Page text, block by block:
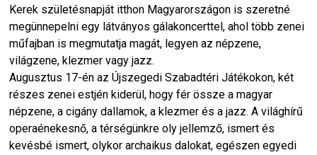
Kerek születésnapját itthon Magyarországon is szeretné
megünnepelni egy látványos gálakoncerttel, ahol több zenei
műfajban is megmutatja magát, legyen az népzene,
világzene, klezmer vagy jazz.
Augusztus 17-én az Újszegedi Szabadtéri Játékokon, két
részes zenei estjén kiderül, hogy fér össze a magyar
népzene, a cigány dallamok, a klezmer és a jazz. A világhírű
operaénekesnő, a térségünkre oly jellemző, ismert és
kevésbé ismert, olykor archaikus dalokat, egészen egyedi